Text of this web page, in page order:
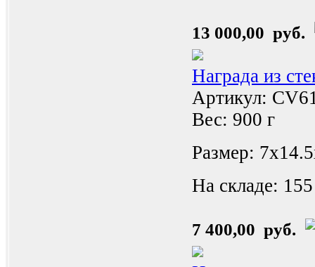
13 000,00 руб.
Награда из
Артикул:
Вес: 900 г
Размер:
На складе:
7 400,00 руб.